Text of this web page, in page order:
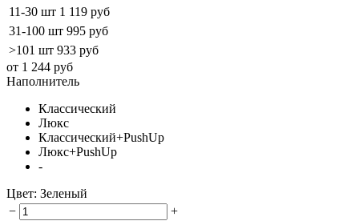
11-30 шт 1 119 руб
31-100 шт 995 руб
>101 шт 933 руб
от 1 244 руб
Наполнитель
Классический
Люкс
Классический+PushUp
Люкс+PushUp
-
Цвет: Зеленый
−
+